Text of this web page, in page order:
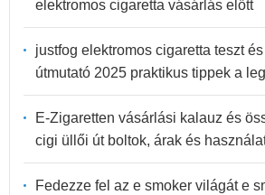
elektromos cigaretta vásárlás előtt
justfog elektromos cigaretta teszt
útmutató 2025 praktikus tippek a
E-Zigaretten vásárlási kalauz és
cigi üllői út boltok, árak és
Fedezze fel az e smoker világát e